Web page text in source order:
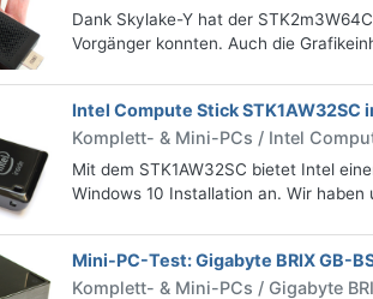
Dank Skylake-Y hat der
Vorgänger konnten. Auch die
Intel Compute Stick STK1AW32SC
Komplett- & Mini-PCs / Intel
Mit dem STK1AW32SC bietet Intel
Windows 10 Installation an. Wir
Mini-PC-Test: Gigabyte BRIX GB-
Komplett- & Mini-PCs / Gigabyte